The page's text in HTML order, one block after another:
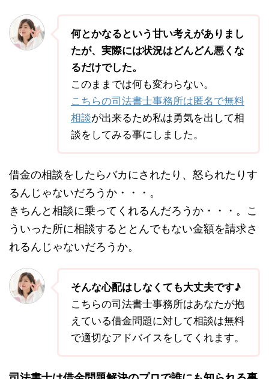
何とかなるという甘い考えがありまし
たが、実際には状況はどんどん悪くな
るだけでした。
このままでは何も変わらない。
こちらの司法書士事務所は匿名で無料
相談が出来るため私は勇気を出して相
談をしてみる事にしました。
借金の相談をしたらバカにされたり、怒られたりす
るんじゃないだろうか・・・。
きちんと相談に乗ってくれるんだろうか・・・。こ
ういった所に相談するととんでもない金額を請求さ
れるんじゃないだろうか。
そんな心配はしなくても大丈夫です♪
こちらの司法書士事務所はあなたが抱
えている借金問題に対して相談は無料
で適切なアドバイスをしてくれます。